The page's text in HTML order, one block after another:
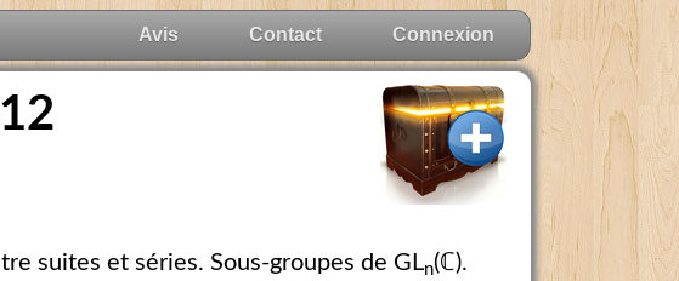
Connexion
Contact
Avis
suites et séries. Sous-groupes de GLn(ℂ).